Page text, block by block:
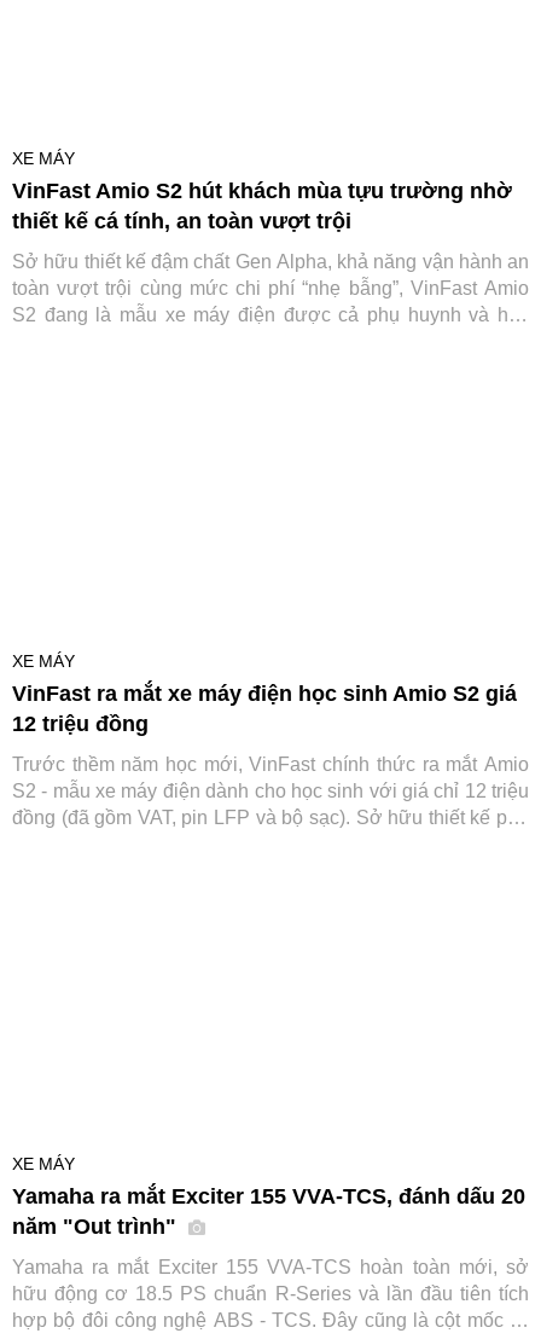
XE MÁY
VinFast Amio S2 hút khách mùa tựu trường nhờ
thiết kế cá tính, an toàn vượt trội
Sở hữu thiết kế đậm chất Gen Alpha, khả năng vận hành an
toàn vượt trội cùng mức chi phí “nhẹ bẫng”, VinFast Amio
S2 đang là mẫu xe máy điện được cả phụ huynh và học
XE MÁY
VinFast ra mắt xe máy điện học sinh Amio S2 giá
12 triệu đồng
Trước thềm năm học mới, VinFast chính thức ra mắt Amio
S2 - mẫu xe máy điện dành cho học sinh với giá chỉ 12 triệu
đồng (đã gồm VAT, pin LFP và bộ sạc). Sở hữu thiết kế phù
XE MÁY
Yamaha ra mắt Exciter 155 VVA-TCS, đánh dấu 20
năm "Out trình"
Yamaha ra mắt Exciter 155 VVA-TCS hoàn toàn mới, sở
hữu động cơ 18.5 PS chuẩn R-Series và lần đầu tiên tích
hợp bộ đôi công nghệ ABS - TCS. Đây cũng là cột mốc kỷ